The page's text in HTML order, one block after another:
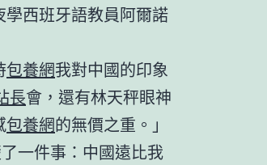
西班牙語教員阿爾諾
包養網我對中國的印象
長會，還有林天秤眼神
包養網的無價之重。」
一件事：中國遠比我